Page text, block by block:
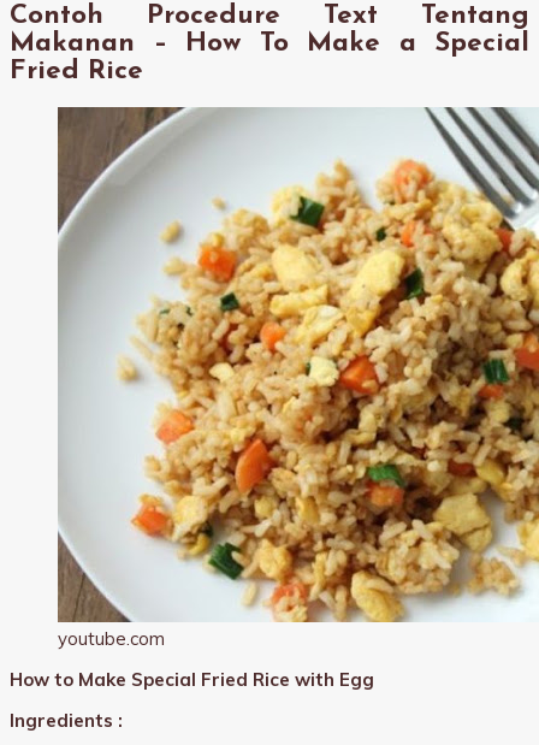
Contoh Procedure Text Tentang
Makanan – How To Make a Special
Fried Rice
youtube.com
How to Make Special Fried Rice with Egg
Ingredients :